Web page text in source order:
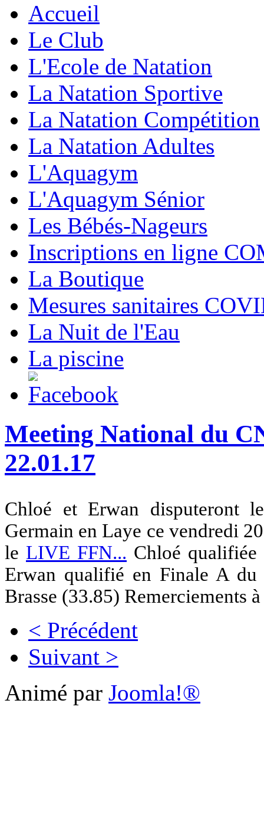
Accueil
Le Club
L'Ecole de Natation
La Natation Sportive
La Natation Compétition
La Natation Adultes
L'Aquagym
L'Aquagym Sénior
Les Bébés-Nageurs
Inscriptions en ligne
La Boutique
Mesures sanitaires
La Nuit de l'Eau
La piscine
Meeting National du
22.01.17
Chloé et Erwan disputeront
Germain en Laye ce vendredi
le LIVE FFN... Chloé
Erwan qualifié en Finale A
Brasse (33.85) Remerciements
< Précédent
Suivant >
Animé par Joomla!®